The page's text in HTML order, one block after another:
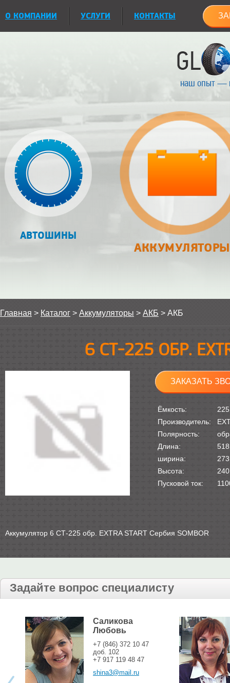
О КОМПАНИИ УСЛУГИ КОНТАКТЫ
наш опыт —
АВТОШИНЫ
АККУМУЛЯТОРЫ
Главная > Каталог > Аккумуляторы > АКБ > АКБ
6 СТ-225 ОБР.
ЗАКАЗАТЬ
Ёмкость:
225
Производитель:
Полярность:
Длина:
518
ширина:
273
Высота:
240
Пусковой ток:
Аккумулятор 6 СТ-225 обр. EXTRA START Сербия SOMBOR
Задайте вопрос специалисту
Саликова
Любовь
+7 (846) 372 10 47
доб. 102
+7 917 119 48 47
shina3@mail.ru